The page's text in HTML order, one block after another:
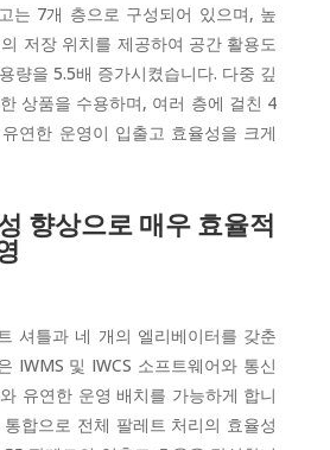
는 7개 층으로 구성되어 있으며, 높
저장 위치를 제공하여 공간 활용도
량을 5.5배 증가시켰습니다. 다중 깊
상품을 수용하며, 여러 층에 걸친 4
연한 운영이 입출고 효율성을 크게
향상으로 매우 효율적
셔틀과 네 개의 엘리베이터를 갖춘
IWMS 및 IWCS 소프트웨어와 통신
유연한 운영 배치를 가능하게 합니
합으로 전체 팔레트 처리의 효율성